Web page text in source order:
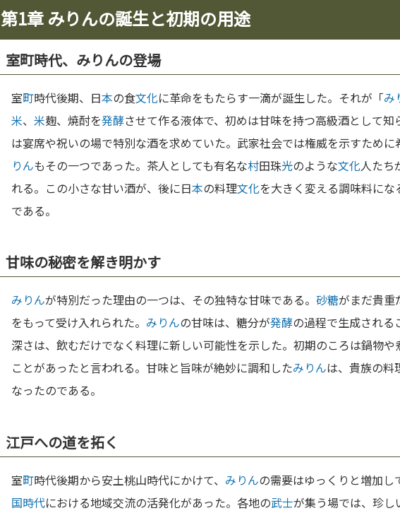
第1章 みりんの誕生と初期の用途
室町時代、みりんの登場
室町時代後期、日本の食文化に革命をもたらす一滴が誕生した。それが「み
米、 米麹、焼酎を発酵させて作る液体で、初めは甘味を持つ高級酒として知
は宴席や祝いの場で特別な酒を求めていた。武家社会では権威を示すために
りんもその一つであった。茶人としても有名な村田珠光のような文化人たち
れる。この小さな甘い酒が、後に日本の料理文化を大きく変える調味料に
である。
甘味の秘密を解き明かす
みりんが特別だった理由の一つは、その独特な甘味である。 砂糖がまだ貴重
をもって受け入れられた。 みりんの甘味は、糖分が発酵の過程で生成される
深さは、飲むだけでなく料理に新しい可能性を示した。初期のころは鍋物
ことがあったと言われる。甘味と旨味が絶妙に調和したみりんは、貴族の料
なったのである。
江戸への道を拓く
室町時代後期から安土桃山時代にかけて、 みりんの需要はゆっくりと増加し
国時代における地域交流の活発化があった。各地の武士が集う場では、珍し